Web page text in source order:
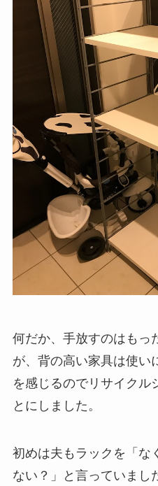
何だか、手放すのはもっ
が、背の高い家具は使い
を感じるのでリサイクル
とにしました。
初めは夫もラックを「な
ない？」と言っていまし